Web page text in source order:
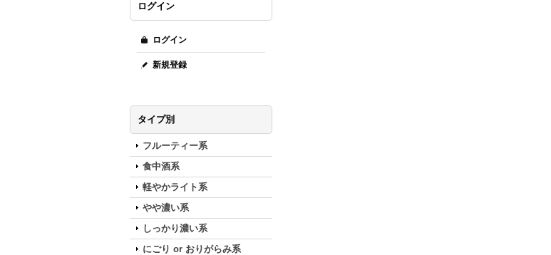
ログイン
ログイン
新規登録
タイプ別
フルーティー系
食中酒系
軽やかライト系
やや濃い系
しっかり濃い系
にごり or おりがらみ系